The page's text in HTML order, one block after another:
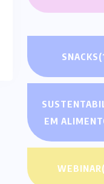
SNACKS
EM
WEBINAR